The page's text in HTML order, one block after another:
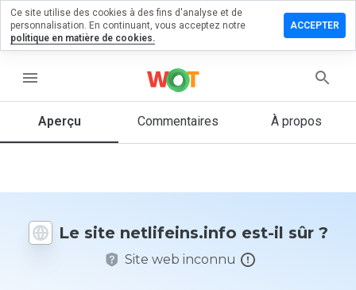
menu
Aperçu Commentaires À propos
Le site netlifeins.info est-il sûr ?
Site web inconnu
un
1 et 5
vous à ce
site ?
Ce site utilise des cookies à des fins d'analyse et de
personnalisation. En continuant, vous acceptez notre
politique en matière de cookies.
ACCEPTER